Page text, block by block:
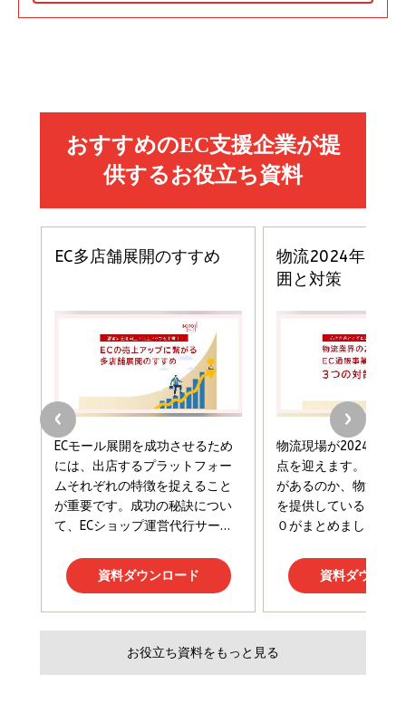
副業
￥1,870
小さな会社は戦略が9割
ドリルを売るには穴を売れ
Brand Shift(ブランド・シフト): 「信頼」で選ばれ
る時代の成長戦略
￥2,420
マーケティングの真実 P&G・グリコで学んだ失敗
と成長の法則
￥2,200
Amazonランキングをもっと見る
カラダ2026／宮舘涼太]
￥880
anan(アンアン)2026/06/24号 No.2500増刊
スペシャルエディション[王道エンタメの矜持／
￥1,100
anan(アンアン)2026/07/08号 No.2502[2026
年後半、あなたの恋と運命／山田涼介]
￥880
ママ投資家が育休中に１億貯めた株式投資
￥1,870
組織の成果を最大化する ルールのデザイン
￥1,980
Amazonランキングをもっと見る
イシューからはじめよ［改訂版］――知的生産の「シンプ
ルな本質」
￥2,200
経営メモ 16年の起業家人生で得た知見
影響力の武器［新版］：人を動かす七つの原理
￥3,190
フィードバック経営 「沈黙の組織」から「高め合う
組織」へ
Amazonランキングをもっと見る